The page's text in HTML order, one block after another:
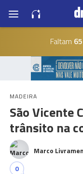
Faltam
MADEIRA
São Vicente
trânsito na
Marco
0